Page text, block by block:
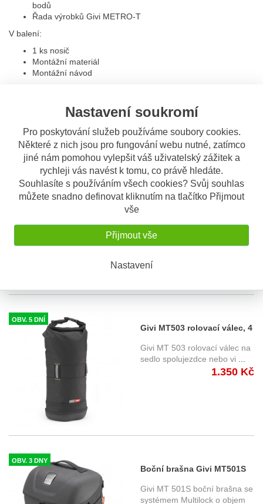
Nastavení soukromí
Pro poskytování služeb používáme soubory cookies.
Některé z nich jsou pro fungování webu nutné, zatímco
jiné nám pomohou vylepšit váš uživatelský zážitek a
rychleji vás navést k tomu, co právě hledáte.
Souhlasíte s používáním všech cookies? Svůj souhlas
můžete snadno definovat kliknutím na tlačítko Přijmout
vše
Přijmout vše
Nastavení
bodů
Řada výrobků Givi METRO-T
V balení:
1 ks nosič
Montážní materiál
Montážní návod
Montážní návod
S tímto výrobkem si ostatní také
objednávají
OBV. 5 DNÍ
Givi MT505 tankvak,
uchycení tanklock, 5 litrů
OBV. 5 DNÍ
Givi MT503 rolovací válec, 4
litry
Givi MT 503 rolovací válec na
sedlo spolujezdce nebo vi
1.350 Kč
OBV. 3 DNY
Boční brašna Givi MT501S
Multilock, 1 ks
Givi MT 501S boční brašna se
systémem Multilock o objem